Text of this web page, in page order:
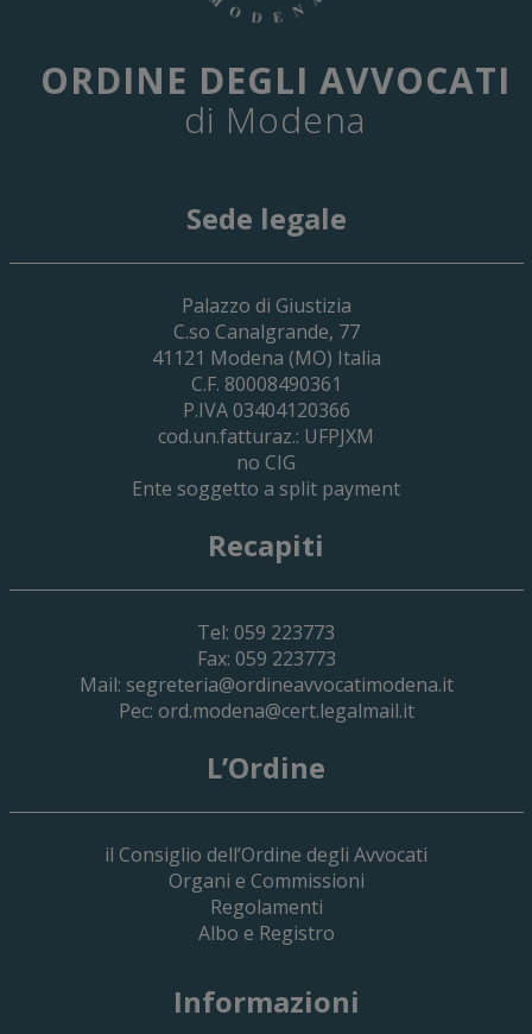
29 Giugno 2026
Cassa Forense – Elezioni Dei Delegati
2030
19 Giugno 2026
ORDINE DEGLI AVVOCATI
di Modena
Sede legale
Palazzo di Giustizia
C.so Canalgrande, 77
41121 Modena (MO) Italia
C.F. 80008490361
P.IVA 03404120366
cod.un.fatturaz.: UFPJXM
no CIG
Ente soggetto a split payment
Recapiti
Tel: 059 223773
Fax: 059 223773
Mail: segreteria@ordineavvocatimodena.it
Pec: ord.modena@cert.legalmail.it
L’Ordine
il Consiglio dell’Ordine degli Avvocati
Organi e Commissioni
Regolamenti
Albo e Registro
Informazioni